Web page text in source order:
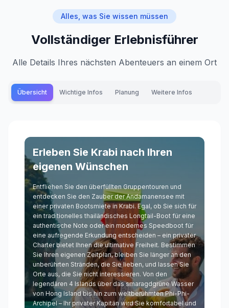
Alles, was Sie wissen müssen
Vollständiger Erlebnisführer
Alle Details Ihres nächsten Abenteuers an einem Ort
Übersicht Wichtige Infos Planung Weitere Infos
Erleben Sie Krabi nach Ihren
eigenen Wünschen
Entfliehen Sie den überfüllten Gruppentouren und
entdecken Sie den Zauber der Andamanensee mit
einer privaten Bootsmiete in Krabi. Egal, ob Sie sich für
ein traditionelles thailändisches Longtail-Boot für eine
authentische Note oder ein modernes Speedboot für
eine aufregende Erkundung entscheiden – ein privater
Charter bietet Ihnen die ultimative Freiheit. Bestimmen
Sie Ihren eigenen Zeitplan, bleiben Sie länger an den
unberührten Stränden, die Sie lieben, und lassen Sie
Orte aus, die Sie nicht interessieren. Von den
legendären 4 Islands über das smaragdgrüne Wasser
von Hong Island bis hin zum weltberühmten Phi-Phi-
Archipel – Ihr privater Kapitän wird Sie komfortabel und